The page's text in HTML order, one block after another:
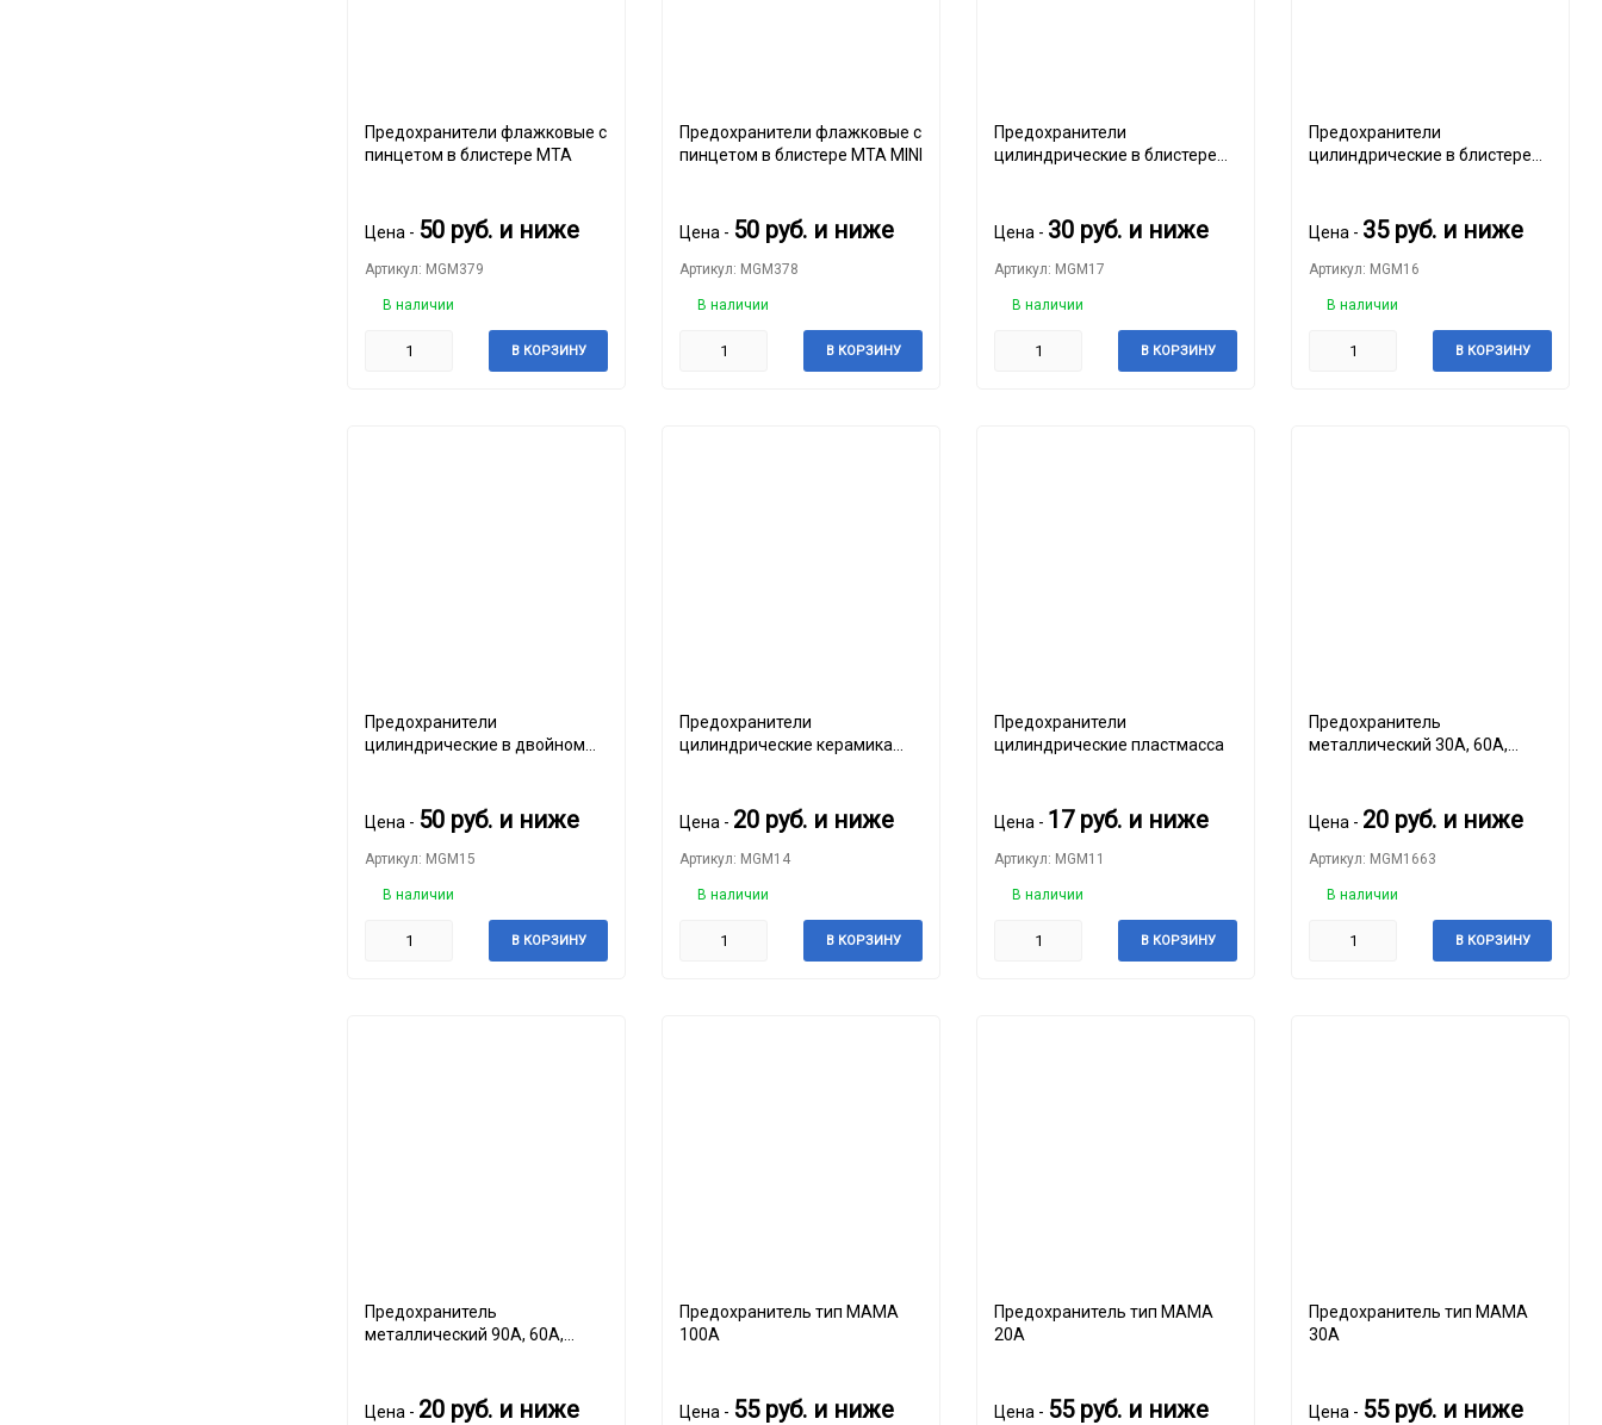
Предохранители флажковые с
пинцетом в блистере MTA
Цена - 50 руб. и ниже
Артикул: MGM379
В наличии
В КОРЗИНУ
Предохранители флажковые с
пинцетом в блистере MTA MINI
Цена - 50 руб. и ниже
Артикул: MGM378
В наличии
В КОРЗИНУ
Предохранители
цилиндрические в блистере
Цена - 30 руб. и ниже
Артикул: MGM17
В наличии
В КОРЗИНУ
Предохранители
цилиндрические в блистере
Цена - 35 руб. и ниже
Артикул: MGM16
В наличии
В КОРЗИНУ
Предохранители
цилиндрические в двойном
Цена - 50 руб. и ниже
Артикул: MGM15
В наличии
В КОРЗИНУ
Предохранители
цилиндрические керамика
Цена - 20 руб. и ниже
Артикул: MGM14
В наличии
В КОРЗИНУ
Предохранители
цилиндрические пластмасса
Цена - 17 руб. и ниже
Артикул: MGM11
В наличии
В КОРЗИНУ
Предохранитель
металлический 30А, 60А,
Цена - 20 руб. и ниже
Артикул: MGM1663
В наличии
В КОРЗИНУ
Предохранитель
металлический 90А, 60А,
Цена - 20 руб. и ниже
Предохранитель тип MAMA
100A
Цена - 55 руб. и ниже
Предохранитель тип MAMA
20A
Цена - 55 руб. и ниже
Предохранитель тип MAMA
30A
Цена - 55 руб. и ниже